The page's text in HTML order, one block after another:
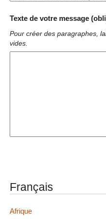
Texte de votre message
Pour créer des paragraphes,
vides.
Français
Afrique